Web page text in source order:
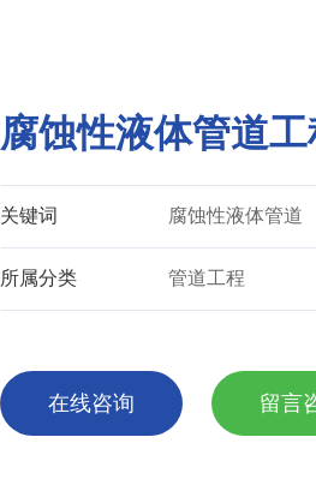
腐蚀性液体管道
关键词 腐蚀性液体管道
所属分类 管道工程
在线咨询 留言